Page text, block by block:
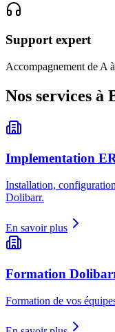
Support expert
Accompagnement de A
Nos services à
Implementation
Installation,
Dolibarr.
En savoir plus
Formation
Formation de vos